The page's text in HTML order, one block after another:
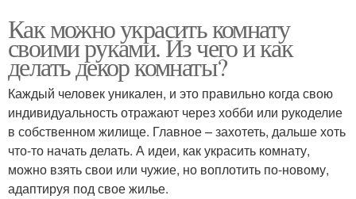
Как можно украсить комнату
своими руками. Из чего и как
делать декор комнаты?
Каждый человек уникален, и это правильно когда свою
индивидуальность отражают через хобби или рукоделие
в собственном жилище. Главное – захотеть, дальше хоть
что-то начать делать. А идеи, как украсить комнату,
можно взять свои или чужие, но воплотить по-новому,
адаптируя под свое жилье.